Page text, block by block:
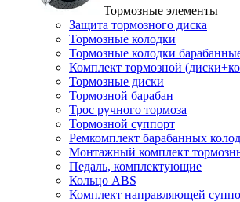
Тормозные элементы
Защита тормозного диска
Тормозные колодки
Тормозные колодки
Комплект тормозной
Тормозные диски
Тормозной барабан
Трос ручного тормоза
Тормозной суппорт
Ремкомплект барабанных
Монтажный комплект
Педаль, комплектующие
Кольцо ABS
Комплект направляющей